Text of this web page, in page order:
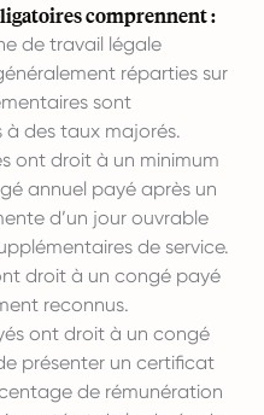
comprennent :
de travail légale
réparties sur
sont
à des taux majorés.
ont droit à un minimum
annuel payé après un
d’un jour ouvrable
de service.
droit à un congé payé
reconnus.
ont droit à un congé
présenter un certificat
de rémunération